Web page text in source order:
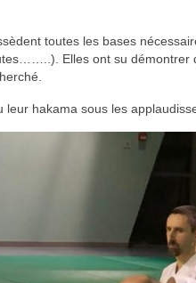
toutes les bases
Elles ont su démontrer
leur hakama sous les